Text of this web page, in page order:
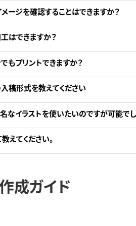
ージを確認することはできますか？
はできますか？
もプリントできますか？
稿形式を教えてください
なイラストを使いたいのですが可能でし
えてください。
成ガイド